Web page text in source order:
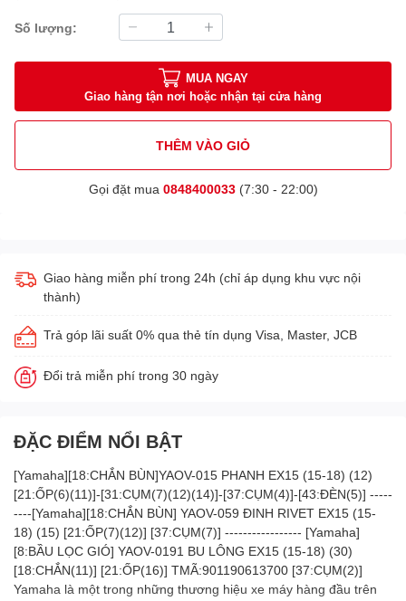
Số lượng:
MUA NGAY
Giao hàng tận nơi hoặc nhận tại cửa hàng
THÊM VÀO GIỎ
Gọi đặt mua 0848400033(7:30 - 22:00)
Giao hàng miễn phí trong 24h (chỉ áp dụng khu vực nội
thành)
Trả góp lãi suất 0% qua thẻ tín dụng Visa, Master, JCB
Đổi trả miễn phí trong 30 ngày
ĐẶC ĐIỂM NỔI BẬT
[Yamaha][18:CHẮN BÙN]YAOV-015 PHANH EX15 (15-18) (12)
[21:ỐP(6)(11)]-[31:CỤM(7)(12)(14)]-[37:CỤM(4)]-[43:ĐÈN(5)] -----
----[Yamaha][18:CHẮN BÙN] YAOV-059 ĐINH RIVET EX15 (15-
18) (15) [21:ỐP(7)(12)] [37:CỤM(7)] ----------------- [Yamaha]
[8:BẦU LỌC GIÓ] YAOV-0191 BU LÔNG EX15 (15-18) (30)
[18:CHẮN(11)] [21:ỐP(16)] TMÃ:901190613700 [37:CỤM(2)]
Yamaha là một trong những thương hiệu xe máy hàng đầu trên